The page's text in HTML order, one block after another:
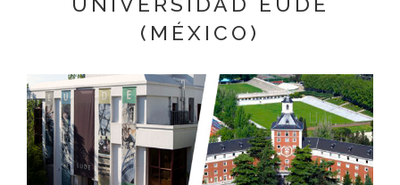
entidad que esté debidamente autorizado podrá tener conocimiento de
Derechos:Tiene derecho a saber qué información tenemos sobre
usted, corregirla y eliminarla, tal y como se explica en la información
adicional disponible en nuestra página web.
Información adicional:Más información en el apartado “SUS DATOS
SEGUROS” de nuestra página web.
(MÉXICO)